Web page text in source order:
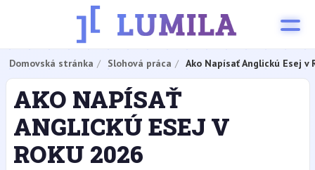
Domovská stránka Slohová práca Ako Napísať Anglickú Esej v
AKO NAPÍSAŤ
ANGLICKÚ ESEJ V
ROKU 2026